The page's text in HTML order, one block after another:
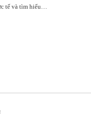
tế và tìm hiểu…